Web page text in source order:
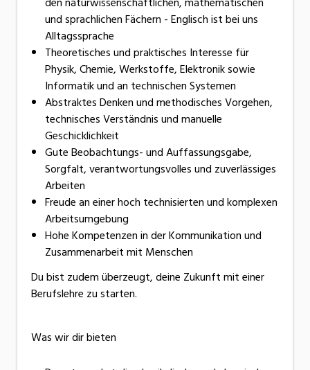
und sprachlichen Fächern - Englisch ist bei uns
Alltagssprache
Theoretisches und praktisches Interesse für
Physik, Chemie, Werkstoffe, Elektronik sowie
Informatik und an technischen Systemen
Abstraktes Denken und methodisches Vorgehen,
technisches Verständnis und manuelle
Geschicklichkeit
Gute Beobachtungs- und Auffassungsgabe,
Sorgfalt, verantwortungsvolles und zuverlässiges
Arbeiten
Freude an einer hoch technisierten und komplexen
Arbeitsumgebung
Hohe Kompetenzen in der Kommunikation und
Zusammenarbeit mit Menschen
Du bist zudem überzeugt, deine Zukunft mit einer
Berufslehre zu starten.
Was wir dir bieten